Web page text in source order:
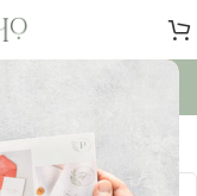
à sua